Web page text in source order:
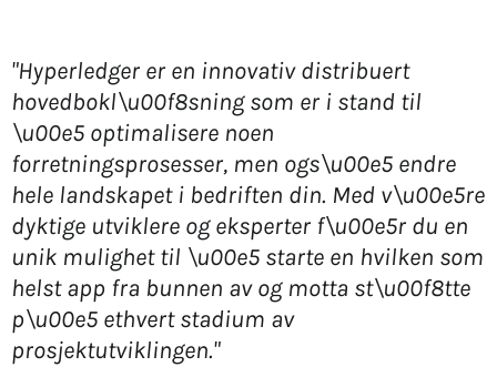
"Hyperledger er en innovativ distribuert
hovedbokl\u00f8sning som er i stand til
\u00e5 optimalisere noen
forretningsprosesser, men ogs\u00e5 endre
hele landskapet i bedriften din. Med v\u00e5re
dyktige utviklere og eksperter f\u00e5r du en
unik mulighet til \u00e5 starte en hvilken som
helst app fra bunnen av og motta st\u00f8tte
p\u00e5 ethvert stadium av
prosjektutviklingen."